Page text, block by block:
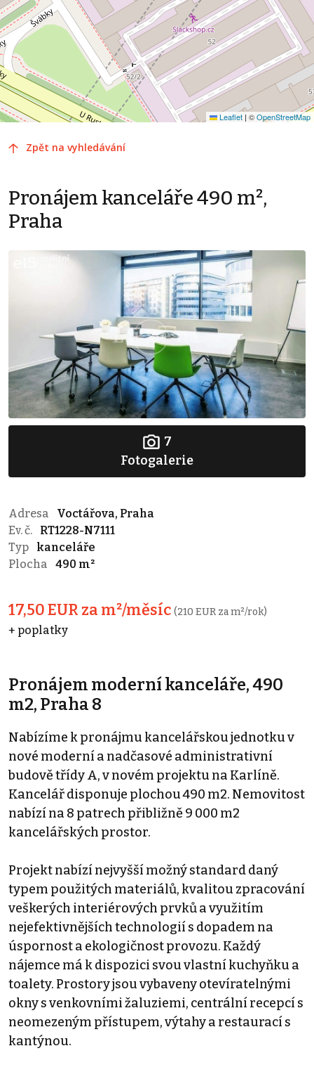
Leaflet | ©OpenStreetMap
Zpět na vyhledávání
Pronájem kanceláře 490 m²,
Praha
7
Fotogalerie
Adresa
Voctářova, Praha
Ev. č.
RT1228-N7111
Typ
kanceláře
Plocha
490 m²
17,50 EUR za m²/měsíc (210 EUR za m²/rok)
+ poplatky
Pronájem moderní kanceláře, 490
m2, Praha 8
Nabízíme k pronájmu kancelářskou jednotku v
nové moderní a nadčasové administrativní
budově třídy A, v novém projektu na Karlíně.
Kancelář disponuje plochou 490 m2. Nemovitost
nabízí na 8 patrech přibližně 9 000 m2
kancelářských prostor.
Projekt nabízí nejvyšší možný standard daný
typem použitých materiálů, kvalitou zpracování
veškerých interiérových prvků a využitím
nejefektivnějších technologií s dopadem na
úspornost a ekologičnost provozu. Každý
nájemce má k dispozici svou vlastní kuchyňku a
toalety. Prostory jsou vybaveny otevíratelnými
okny s venkovními žaluziemi, centrální recepcí s
neomezeným přístupem, výtahy a restaurací s
kantýnou.